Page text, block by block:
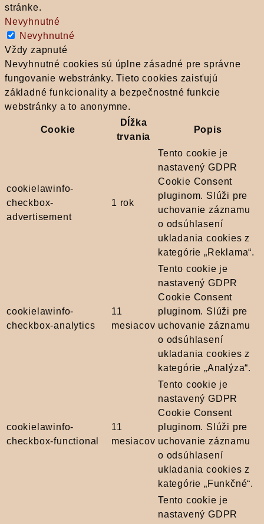
stránke.
Nevyhnutné
Nevyhnutné
Vždy zapnuté
Nevyhnutné cookies sú úplne zásadné pre správne
fungovanie webstránky. Tieto cookies zaisťujú
základné funkcionality a bezpečnostné funkcie
webstránky a to anonymne.
Cookie
Dĺžka
trvania
Popis
cookielawinfo-
checkbox-
advertisement
1 rok
Tento cookie je
nastavený GDPR
Cookie Consent
pluginom. Slúži pre
uchovanie záznamu
o odsúhlasení
ukladania cookies z
kategórie „Reklama“.
cookielawinfo-
checkbox-analytics
11
mesiacov
Tento cookie je
nastavený GDPR
Cookie Consent
pluginom. Slúži pre
uchovanie záznamu
o odsúhlasení
ukladania cookies z
kategórie „Analýza“.
cookielawinfo-
checkbox-functional
11
mesiacov
Tento cookie je
nastavený GDPR
Cookie Consent
pluginom. Slúži pre
uchovanie záznamu
o odsúhlasení
ukladania cookies z
kategórie „Funkčné“.
Tento cookie je
nastavený GDPR